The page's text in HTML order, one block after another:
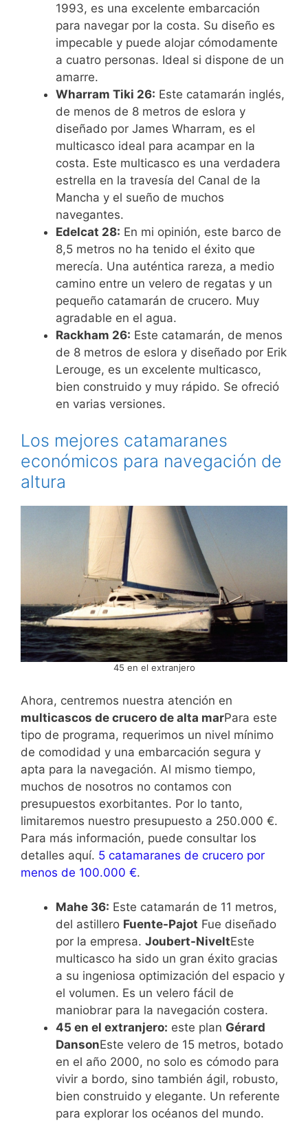
1993, es una excelente embarcación
para navegar por la costa. Su diseño es
impecable y puede alojar cómodamente
a cuatro personas. Ideal si dispone de un
amarre.
Wharram Tiki 26: Este catamarán inglés,
de menos de 8 metros de eslora y
diseñado por James Wharram, es el
multicasco ideal para acampar en la
costa. Este multicasco es una verdadera
estrella en la travesía del Canal de la
Mancha y el sueño de muchos
navegantes.
Edelcat 28: En mi opinión, este barco de
8,5 metros no ha tenido el éxito que
merecía. Una auténtica rareza, a medio
camino entre un velero de regatas y un
pequeño catamarán de crucero. Muy
agradable en el agua.
Rackham 26: Este catamarán, de menos
de 8 metros de eslora y diseñado por Erik
Lerouge, es un excelente multicasco,
bien construido y muy rápido. Se ofreció
en varias versiones.
Los mejores catamaranes
económicos para navegación de
altura
45 en el extranjero
Ahora, centremos nuestra atención en
multicascos de crucero de alta marPara este
tipo de programa, requerimos un nivel mínimo
de comodidad y una embarcación segura y
apta para la navegación. Al mismo tiempo,
muchos de nosotros no contamos con
presupuestos exorbitantes. Por lo tanto,
limitaremos nuestro presupuesto a 250.000 €.
Para más información, puede consultar los
detalles aquí. 5 catamaranes de crucero por
menos de 100.000 €.
Mahe 36: Este catamarán de 11 metros,
del astillero Fuente-Pajot Fue diseñado
por la empresa. Joubert-NiveltEste
multicasco ha sido un gran éxito gracias
a su ingeniosa optimización del espacio y
el volumen. Es un velero fácil de
maniobrar para la navegación costera.
45 en el extranjero: este plan Gérard
DansonEste velero de 15 metros, botado
en el año 2000, no solo es cómodo para
vivir a bordo, sino también ágil, robusto,
bien construido y elegante. Un referente
para explorar los océanos del mundo.